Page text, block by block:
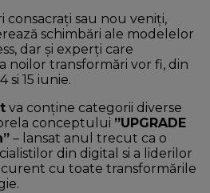
consacrați sau nou veniți,
schimbări ale modelelor
dar și experți care
noilor transformări vor fi, din
si 15 iunie.
va conține categorii diverse
conceptului ”UPGRADE
– lansat anul trecut ca o
din digital si a liderilor
curent cu toate transformările